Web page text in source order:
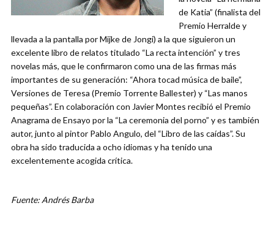
de Katia” (finalista del
Premio Herralde y
llevada a la pantalla por Mijke de Jongi) a la que siguieron un
excelente libro de relatos titulado “La recta intención” y tres
novelas más, que le confirmaron como una de las firmas más
importantes de su generación: “Ahora tocad música de baile”,
Versiones de Teresa (Premio Torrente Ballester) y “Las manos
pequeñas”. En colaboración con Javier Montes recibió el Premio
Anagrama de Ensayo por la “La ceremonia del porno” y es también
autor, junto al pintor Pablo Angulo, del “Libro de las caídas”. Su
obra ha sido traducida a ocho idiomas y ha tenido una
excelentemente acogida crítica.
Fuente: Andrés Barba